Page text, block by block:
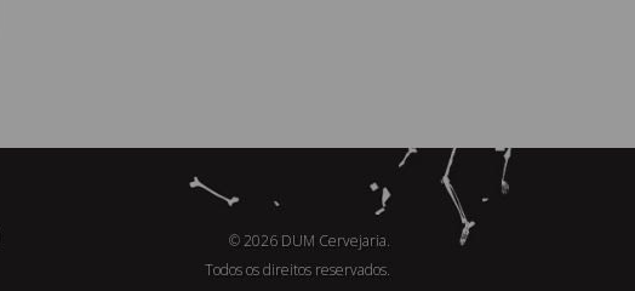
© 2026 DUM Cervejaria.
Todos os direitos reservados.